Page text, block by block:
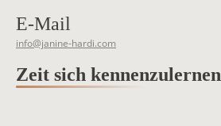
E-Mail
info@janine-hardi.com
Zeit sich kennenzulernen